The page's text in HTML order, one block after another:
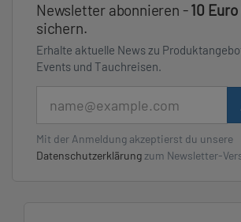
Newsletter abonnieren -10
sichern.
Erhalte aktuelle News zu
Events und Tauchreisen.
Mit der Anmeldung akzeptierst du unsere
Datenschutzerklärung zum Newsletter-